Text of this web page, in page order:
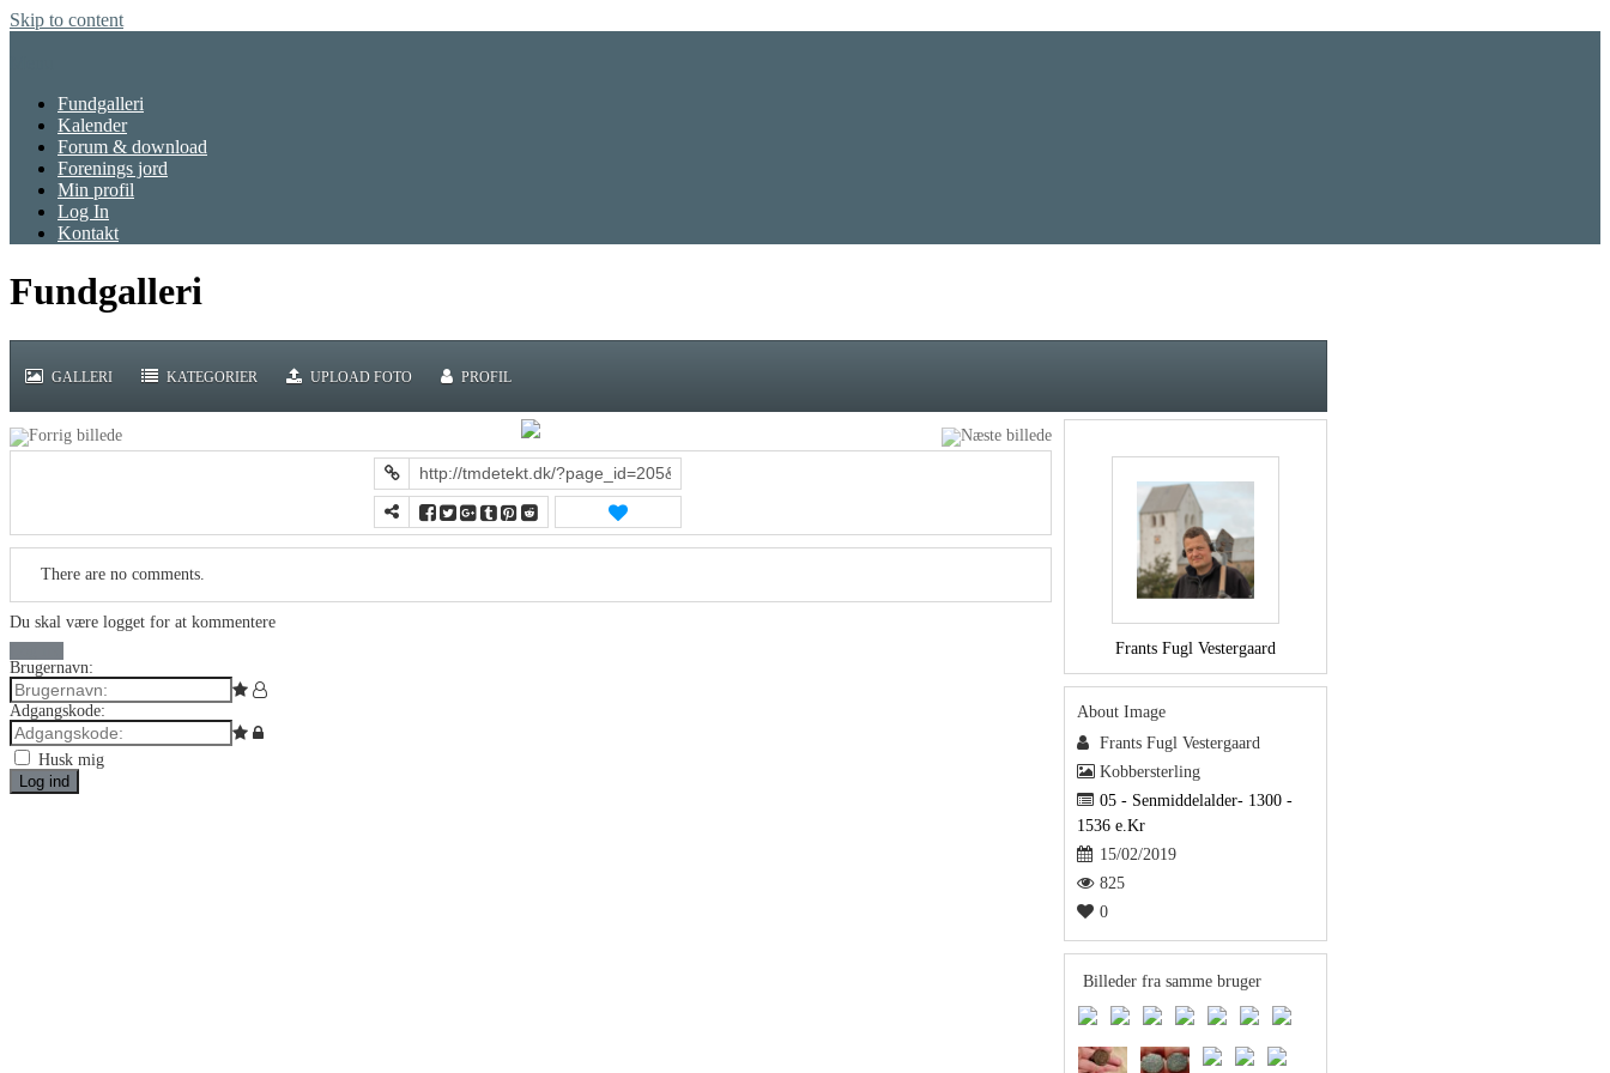
Skip to content
Fundgalleri
Kalender
Forum & download
Forenings jord
Min profil
Log In
Kontakt
Fundgalleri
GALLERI KATEGORIER UPLOAD FOTO PROFIL
Frants Fugl Vestergaard
About Image
Frants Fugl Vestergaard
Kobbersterling
05 - Senmiddelalder- 1300 -
1536 e.Kr
15/02/2019
825
0
Billeder fra samme bruger
There are no comments.
Du skal være logget for at kommentere
Brugernavn:
Adgangskode:
Husk mig
Log ind